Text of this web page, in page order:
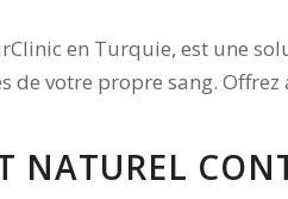
en Turquie, est une
votre propre sang.
NATUREL